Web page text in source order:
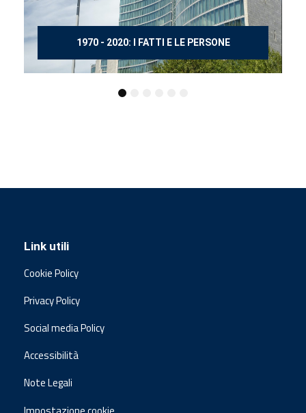
150 ANNI DOPO MANZONI
Link utili
Cookie Policy
Privacy Policy
Social media Policy
Accessibilità
Note Legali